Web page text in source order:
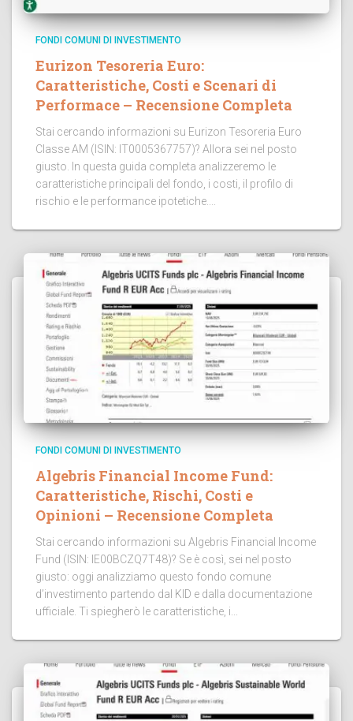
FONDI COMUNI DI INVESTIMENTO
Eurizon Tesoreria Euro:
Caratteristiche, Costi e Scenari di
Performace – Recensione Completa
Stai cercando informazioni su Eurizon Tesoreria Euro
Classe AM (ISIN: IT0005367757)? Allora sei nel posto
giusto. In questa guida completa analizzeremo le
caratteristiche principali del fondo, i costi, il profilo di
rischio e le performance ipotetiche....
FONDI COMUNI DI INVESTIMENTO
Algebris Financial Income Fund:
Caratteristiche, Rischi, Costi e
Opinioni – Recensione Completa
Stai cercando informazioni su Algebris Financial Income
Fund (ISIN: IE00BCZQ7T48)? Se è così, sei nel posto
giusto: oggi analizziamo questo fondo comune
d’investimento partendo dal KID e dalla documentazione
ufficiale. Ti spiegherò le caratteristiche, i...